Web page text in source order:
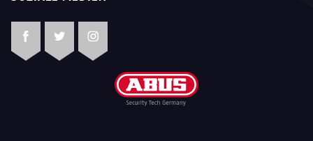
FacebookTwitterInstagram